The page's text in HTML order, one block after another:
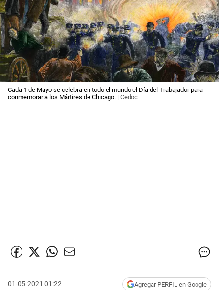
Cada 1 de Mayo se celebra en todo el mundo el Día del Trabajador para
conmemorar a los Mártires de Chicago. | Cedoc
01-05-2021 01:22 Agregar PERFIL en Google